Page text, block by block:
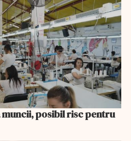
muncii, posibil risc pentru